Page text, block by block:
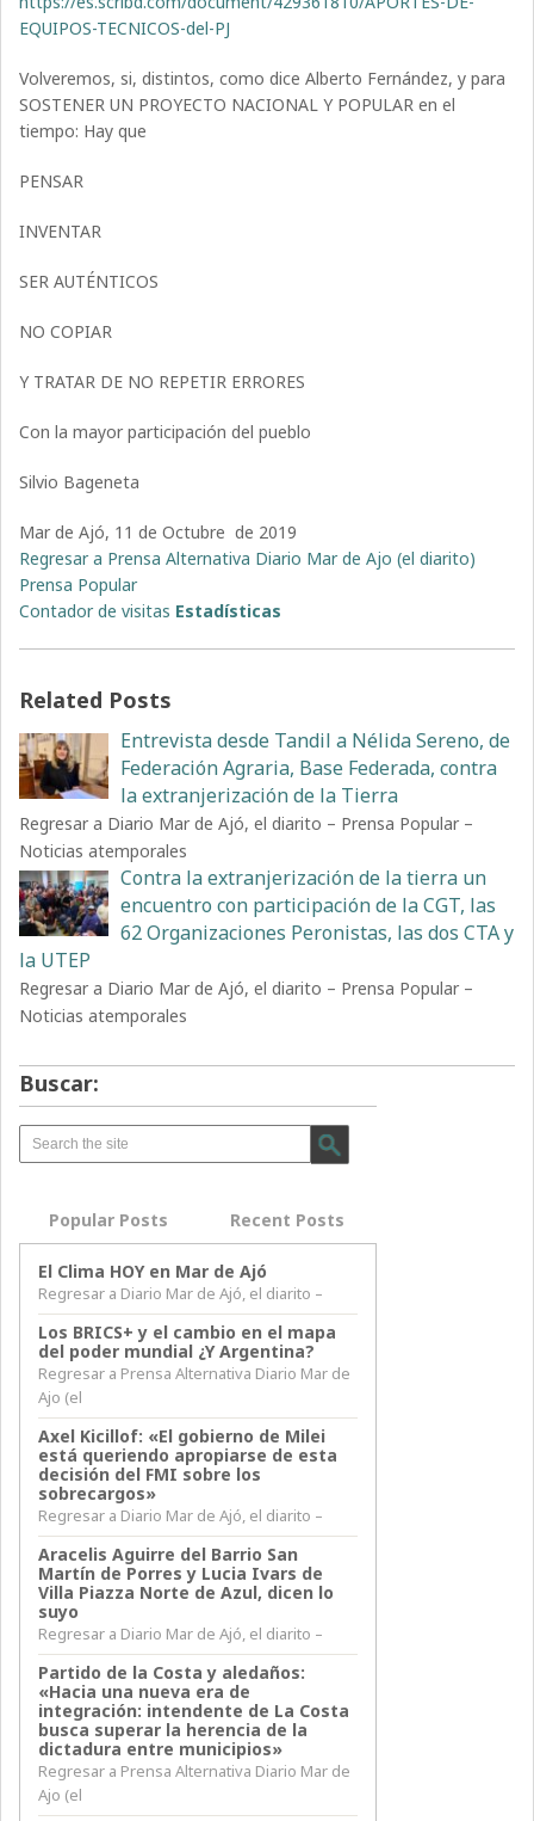
EQUIPOS-TECNICOS-del-PJ
Volveremos, si, distintos, como dice Alberto Fernández, y para
SOSTENER UN PROYECTO NACIONAL Y POPULAR en el
tiempo: Hay que
PENSAR
INVENTAR
SER AUTÉNTICOS
NO COPIAR
Y TRATAR DE NO REPETIR ERRORES
Con la mayor participación del pueblo
Silvio Bageneta
Mar de Ajó, 11 de Octubre de 2019
Regresar a Prensa Alternativa Diario Mar de Ajo (el diarito)
Prensa Popular
Contador de visitas Estadísticas
Related Posts
Entrevista desde Tandil a Nélida Sereno, de
Federación Agraria, Base Federada, contra
la extranjerización de la Tierra
Regresar a Diario Mar de Ajó, el diarito – Prensa Popular –
Noticias atemporales
Contra la extranjerización de la tierra un
encuentro con participación de la CGT, las
62 Organizaciones Peronistas, las dos CTA y
la UTEP
Regresar a Diario Mar de Ajó, el diarito – Prensa Popular –
Noticias atemporales
Buscar:
Popular Posts Recent Posts
El Clima HOY en Mar de Ajó
Regresar a Diario Mar de Ajó, el diarito –
Los BRICS+ y el cambio en el mapa
del poder mundial ¿Y Argentina?
Regresar a Prensa Alternativa Diario Mar de
Ajo (el
Axel Kicillof: «El gobierno de Milei
está queriendo apropiarse de esta
decisión del FMI sobre los
sobrecargos»
Regresar a Diario Mar de Ajó, el diarito –
Aracelis Aguirre del Barrio San
Martín de Porres y Lucia Ivars de
Villa Piazza Norte de Azul, dicen lo
suyo
Regresar a Diario Mar de Ajó, el diarito –
Partido de la Costa y aledaños:
«Hacia una nueva era de
integración: intendente de La Costa
busca superar la herencia de la
dictadura entre municipios»
Regresar a Prensa Alternativa Diario Mar de
Ajo (el